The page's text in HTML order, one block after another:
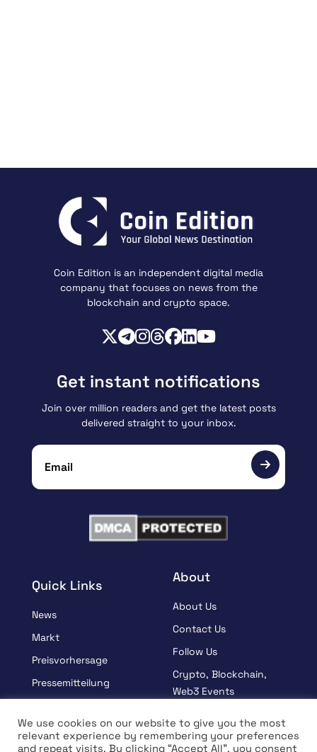
Coin Edition is an independent digital media
company that focuses on news from the
blockchain and crypto space.
Quick Links
News
Markt
Preisvorhersage
Pressemitteilung
Lernen
About
About Us
Contact Us
Follow Us
Crypto, Blockchain,
Web3 Events
Terms And Condition
Get instant notifications
Join over million readers and get the latest posts
delivered straight to your inbox.
We use cookies on our website to give you the most
relevant experience by remembering your preferences
and repeat visits. By clicking “Accept All”, you consent